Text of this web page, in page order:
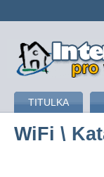
připojení k
TITULKA
WiFi \